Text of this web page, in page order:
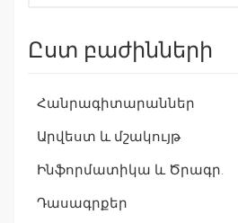
Ըստ բաժինների
Հանրագիտարաններ
Արվեստ և մշակույթ
Ինֆորմատիկա և Ծրագր.
Դասագրքեր